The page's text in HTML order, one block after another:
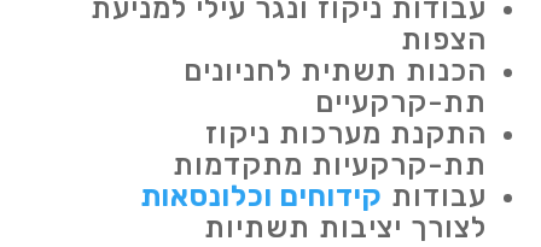
עבודות ניקוז ונגר עילי למניעת
הצפות
הכנות תשתית לחניונים
תת-קרקעיים
התקנת מערכות ניקוז
תת-קרקעיות מתקדמות
עבודות קידוחים וכלונסאות
לצורך יציבות תשתיות